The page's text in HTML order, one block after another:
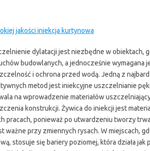
jakości iniekcja kurtynowa
dylatacji jest niezbędne w obiektach,
budowlanych, a jednocześnie wymagana
i ochrona przed wodą. Jedną z
metod jest iniekcyjne uszczelnianie
na wprowadzenie materiałów
konstrukcji. Żywica do iniekcji jest
pracach, ponieważ po utwardzeniu tworzy
ważne przy zmiennych rysach. W miejscach,
stosuje się bariery poziomej, która działa jak